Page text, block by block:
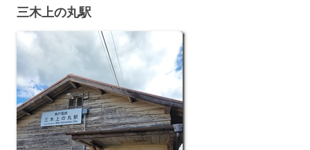
三木上の丸駅